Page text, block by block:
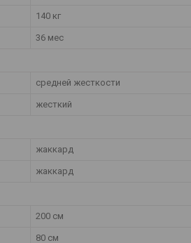
140 кг
36 мес
средней жесткости
жесткий
жаккард
жаккард
200 см
80 см